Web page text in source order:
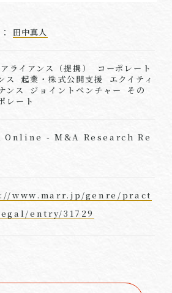
田中真人
ライアンス（提携） コーポレート
ス 起業・株式公開支援 エクイティ
ンス ジョイントベンチャー その
レート
Online - M&A Research Re
www.marr.jp/genre/pract
entry/31729